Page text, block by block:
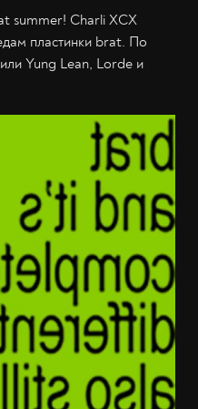
summer! Charli XCX
пластинки brat. По
Yung Lean, Lorde и